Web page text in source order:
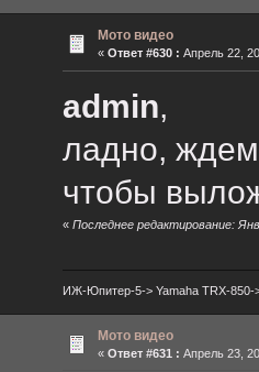
Мото видео
« Ответ #630 : Апрель 22,
admin,
ладно,
чтобы
« Последнее редактирование:
ИЖ-Юпитер-5-> Yamaha TRX-850-
Мото видео
« Ответ #631 : Апрель 23,